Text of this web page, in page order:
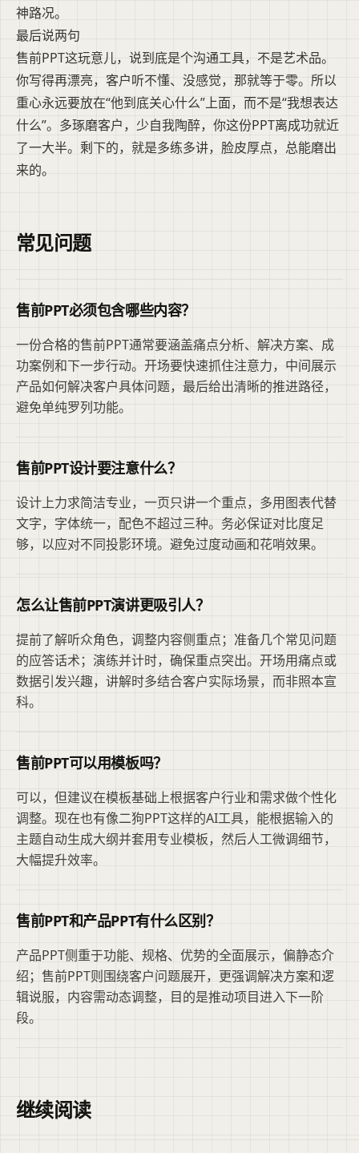
神路况。
最后说两句
售前PPT这玩意儿，说到底是个沟通工具，不是艺术品。
你写得再漂亮，客户听不懂、没感觉，那就等于零。所以
重心永远要放在“他到底关心什么”上面，而不是“我想表达
什么”。多琢磨客户，少自我陶醉，你这份PPT离成功就近
了一大半。剩下的，就是多练多讲，脸皮厚点，总能磨出
来的。
常见问题
售前PPT必须包含哪些内容？
一份合格的售前PPT通常要涵盖痛点分析、解决方案、成
功案例和下一步行动。开场要快速抓住注意力，中间展示
产品如何解决客户具体问题，最后给出清晰的推进路径，
避免单纯罗列功能。
售前PPT设计要注意什么？
设计上力求简洁专业，一页只讲一个重点，多用图表代替
文字，字体统一，配色不超过三种。务必保证对比度足
够，以应对不同投影环境。避免过度动画和花哨效果。
怎么让售前PPT演讲更吸引人？
提前了解听众角色，调整内容侧重点；准备几个常见问题
的应答话术；演练并计时，确保重点突出。开场用痛点或
数据引发兴趣，讲解时多结合客户实际场景，而非照本宣
科。
售前PPT可以用模板吗？
可以，但建议在模板基础上根据客户行业和需求做个性化
调整。现在也有像二狗PPT这样的AI工具，能根据输入的
主题自动生成大纲并套用专业模板，然后人工微调细节，
大幅提升效率。
售前PPT和产品PPT有什么区别？
产品PPT侧重于功能、规格、优势的全面展示，偏静态介
绍；售前PPT则围绕客户问题展开，更强调解决方案和逻
辑说服，内容需动态调整，目的是推动项目进入下一阶
段。
继续阅读